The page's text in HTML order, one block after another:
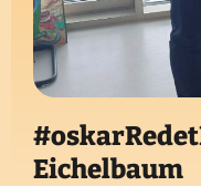
Eichelbaum